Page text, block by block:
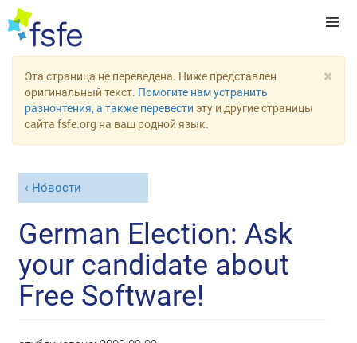
×
Эта страница не переведена. Ниже представлен
оригинальный текст. Помогите нам устранить
разночтения, а также перевести эту и другие страницы
сайта fsfe.org на ваш родной язык.
Но́вости
German Election: Ask
your candidate about
Free Software!